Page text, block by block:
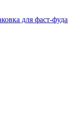
для фаст-фуда